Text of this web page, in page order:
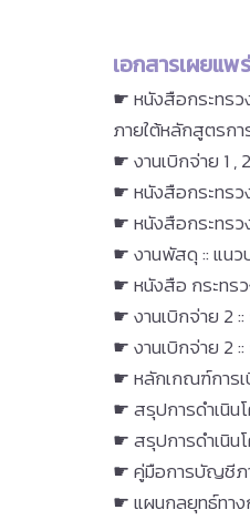
เอกสารเผยแ
☛ หนังสือกระทรว
ภายใต้หลักสูตรก
☛ งานเบิกจ่าย 1 ,
☛ หนังสือกระทรว
☛ หนังสือกระทร
☛ งานพัสดุ :: แนว
☛ หนังสือ กระทร
☛ งานเบิกจ่าย 2
☛ งานเบิกจ่าย 2
☛ หลักเกณฑ์การเ
☛ สรุปการดำเนิน
☛ สรุปการดำเนิ
☛ คู่มือการบัญชีภ
☛ แผนกลยุทธ์ทาง